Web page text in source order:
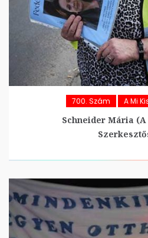
700. Szám A Mi
Schneider Mária